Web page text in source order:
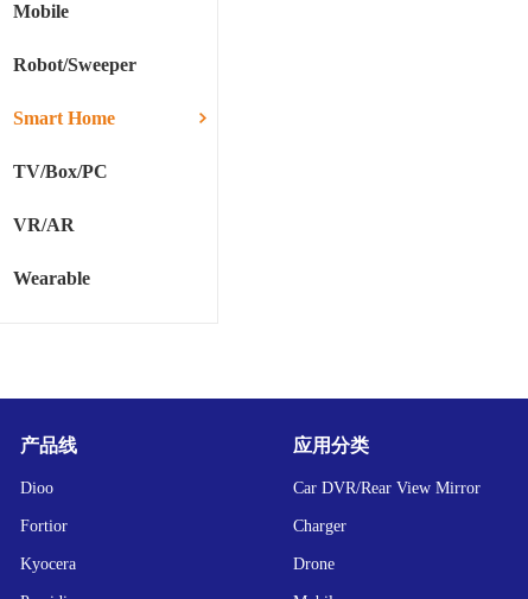
Mobile
Robot/Sweeper
Smart Home
TV/Box/PC
VR/AR
Wearable
产品线
Dioo
Fortior
Kyocera
应用分类
Car DVR/Rear View Mirror
Charger
Drone